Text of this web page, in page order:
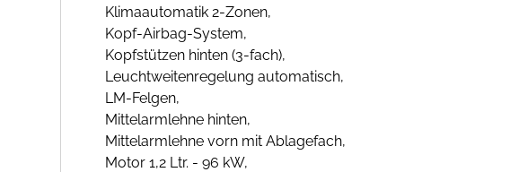
Klimaautomatik 2-Zonen,
Kopf-Airbag-System,
Kopfstützen hinten (3-fach),
Leuchtweitenregelung automatisch,
LM-Felgen,
Mittelarmlehne hinten,
Mittelarmlehne vorn mit Ablagefach,
Motor 1,2 Ltr. - 96 kW,